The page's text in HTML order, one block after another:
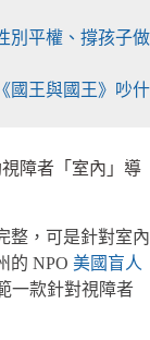
別平權、撐孩子做
國王與國王》吵什
視障者「室內」導
整，可是針對室內
的 NPO 美國盲人
一款針對視障者